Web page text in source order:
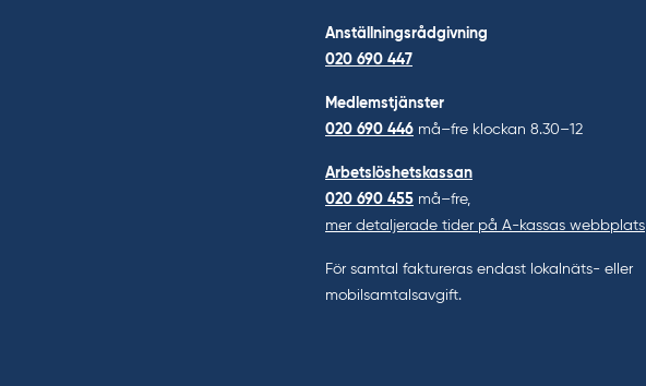
Anställningsrådgivning
020 690 447
Medlemstjänster
020 690 446 må–fre klockan 8.30–12
Arbetslöshetskassan
020 690 455 må–fre,
mer detaljerade tider på A-kassas webbplats
För samtal faktureras endast lokalnäts- eller
mobilsamtalsavgift.